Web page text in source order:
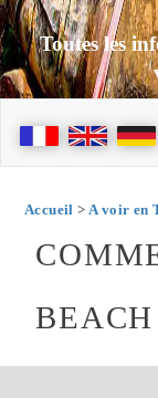
Toutes les
Accueil > A voir en